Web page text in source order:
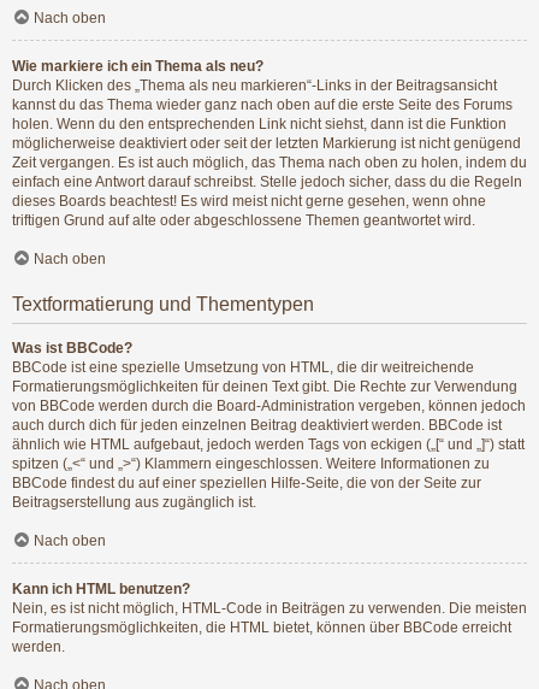
Nach oben
Wie markiere ich ein Thema als neu?
Durch Klicken des „Thema als neu markieren“-Links in der Beitragsansicht
kannst du das Thema wieder ganz nach oben auf die erste Seite des Forums
holen. Wenn du den entsprechenden Link nicht siehst, dann ist die Funktion
möglicherweise deaktiviert oder seit der letzten Markierung ist nicht genügend
Zeit vergangen. Es ist auch möglich, das Thema nach oben zu holen, indem du
einfach eine Antwort darauf schreibst. Stelle jedoch sicher, dass du die Regeln
dieses Boards beachtest! Es wird meist nicht gerne gesehen, wenn ohne
triftigen Grund auf alte oder abgeschlossene Themen geantwortet wird.
Nach oben
Textformatierung und Thementypen
Was ist BBCode?
BBCode ist eine spezielle Umsetzung von HTML, die dir weitreichende
Formatierungsmöglichkeiten für deinen Text gibt. Die Rechte zur Verwendung
von BBCode werden durch die Board-Administration vergeben, können jedoch
auch durch dich für jeden einzelnen Beitrag deaktiviert werden. BBCode ist
ähnlich wie HTML aufgebaut, jedoch werden Tags von eckigen („[“ und „]“) statt
spitzen („<“ und „>“) Klammern eingeschlossen. Weitere Informationen zu
BBCode findest du auf einer speziellen Hilfe-Seite, die von der Seite zur
Beitragserstellung aus zugänglich ist.
Nach oben
Kann ich HTML benutzen?
Nein, es ist nicht möglich, HTML-Code in Beiträgen zu verwenden. Die meisten
Formatierungsmöglichkeiten, die HTML bietet, können über BBCode erreicht
werden.
Nach oben